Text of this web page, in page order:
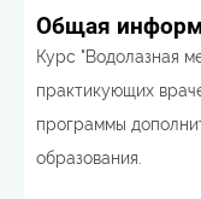
Общая
Курс "Водолазная
практикующих
программы
образования.